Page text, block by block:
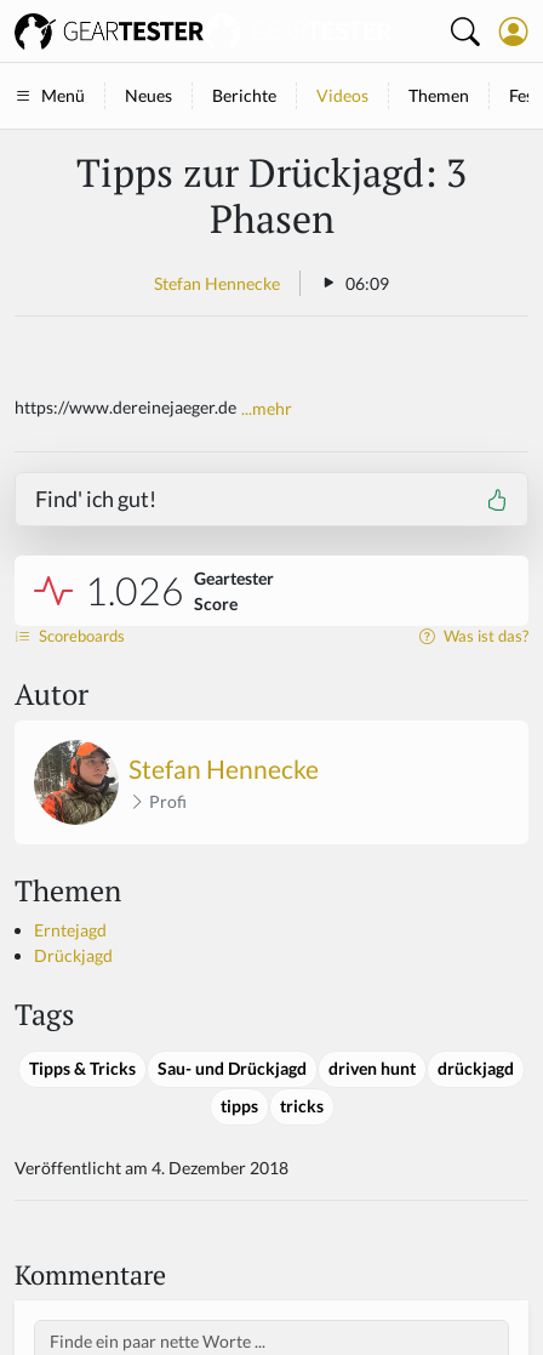
Menü Neues Berichte Videos Themen
Tipps zur Drückjagd: 3
Phasen
Stefan Hennecke 06:09
https://www.dereinejaeger.de ...mehr
Find' ich gut!
1.026 Geartester
Score
Scoreboards Was ist das?
Autor
Stefan Hennecke
Profi
Themen
Erntejagd
Drückjagd
Tags
Tipps & Tricks Sau- und Drückjagd driven hunt
drückjagd
tipps
tricks
Veröffentlicht am 4. Dezember 2018
Kommentare
Body